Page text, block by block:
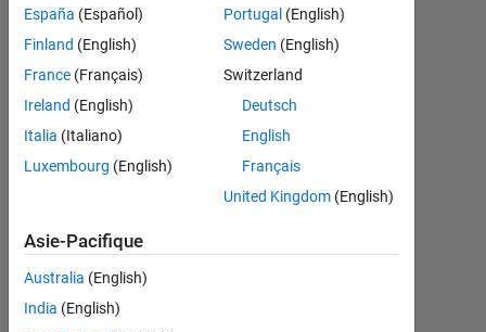
Tableau de bord
MATLAB Answers
CONTRIBUTIONS L
2
España (Español)
Finland (English)
France (Français)
Ireland (English)
Italia (Italiano)
Luxembourg (English)
Portugal (English)
Sweden (English)
Switzerland
Deutsch
English
Français
United Kingdom(English)
Asie-Pacifique
Australia (English)
India (English)